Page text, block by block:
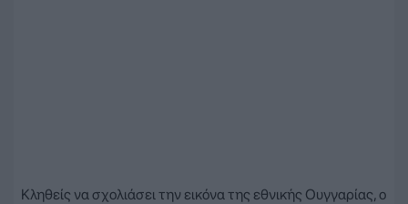
Κληθείς να σχολιάσει την εικόνα της εθνικής Ουγγαρίας, ο